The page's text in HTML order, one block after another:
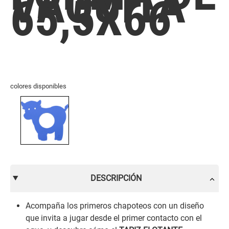
65,5X66
colores disponibles
DESCRIPCIÓN
Acompaña los primeros chapoteos con un diseño
que invita a jugar desde el primer contacto con el